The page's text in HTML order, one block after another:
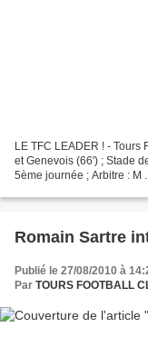
LE TFC LEADER ! - Tours
et Genevois (66') ; Stade
5ème journée ; Arbitre : M
Romain Sartre
Publié le 27/08/2010 à
Par TOURS FOOTBALL